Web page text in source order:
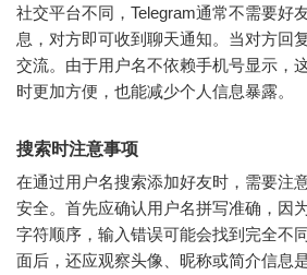
社交平台不同，Telegram通常不需要好
息，对方即可收到聊天通知。当对方回
交流。由于用户名不依赖手机号显示，
时更加方便，也能减少个人信息暴露。
搜索时注意事项
在通过用户名搜索添加好友时，需要注
安全。首先应确认用户名拼写准确，因
字符顺序，输入错误可能会找到完全不
面后，还应观察头像、昵称或简介信息